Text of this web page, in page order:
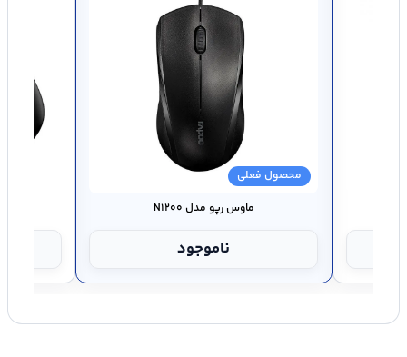
Windows
دارای کلید های بی صدا (Silent)
محصول فعلی
ماوس رپو مدل N۱۲۰۰
ناموجود